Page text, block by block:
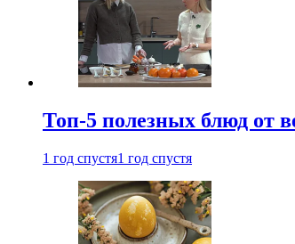
Топ-5 полезных блюд от
1 год спустя1 год спустя